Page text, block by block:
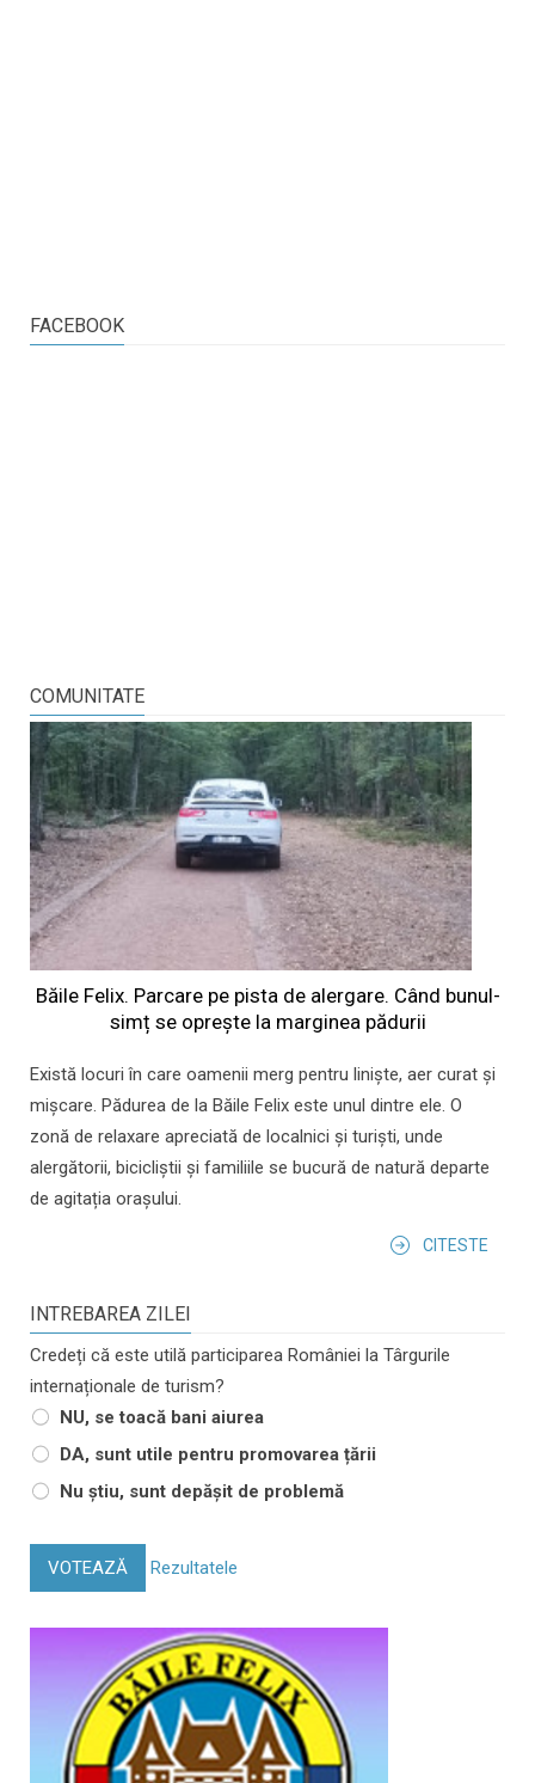
FACEBOOK
COMUNITATE
Băile Felix. Parcare pe pista de alergare. Când bunul-
simț se oprește la marginea pădurii
Există locuri în care oamenii merg pentru liniște, aer curat și
mișcare. Pădurea de la Băile Felix este unul dintre ele. O
zonă de relaxare apreciată de localnici și turiști, unde
alergătorii, bicicliștii și familiile se bucură de natură departe
de agitația orașului.
CITESTE
INTREBAREA ZILEI
Credeți că este utilă participarea României la Târgurile
internaționale de turism?
NU, se toacă bani aiurea
DA, sunt utile pentru promovarea țării
Nu știu, sunt depășit de problemă
VOTEAZĂ Rezultatele